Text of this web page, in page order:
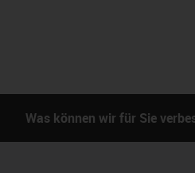
Was können wir für Sie